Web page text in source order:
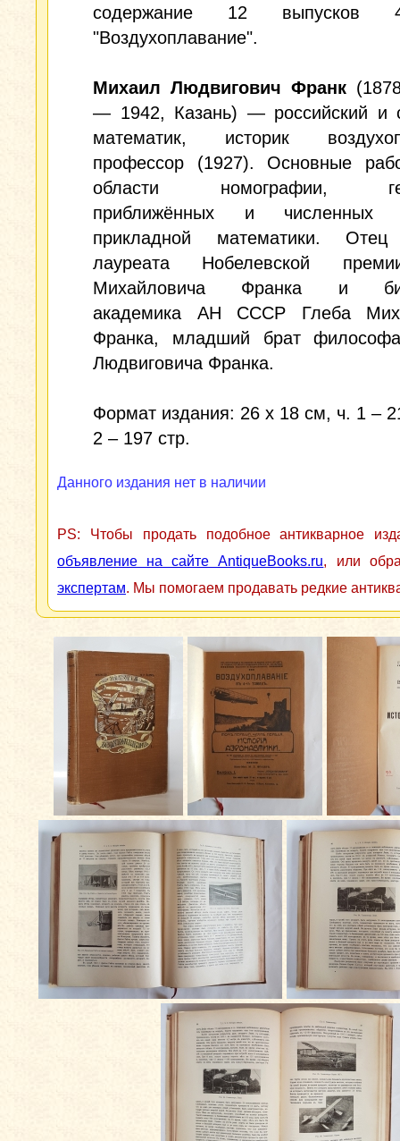
содержание 12 выпусков 4-
"Воздухоплавание".
Михаил Людвигович Франк
— 1942, Казань) — российский и
математик, историк
профессор (1927). Основные
области номографии,
приближённых и численных
прикладной математики.
лауреата Нобелевской
Михайловича Франка и
академика АН СССР Глеба
Франка, младший брат
Людвиговича Франка.
Формат издания: 26 х 18 см, ч. 1 –
2 – 197 стр.
Данного издания нет в наличии
PS: Чтобы продать подобное антикварное
объявление на сайте AntiqueBooks.ru, или
экспертам. Мы помогаем продавать редкие